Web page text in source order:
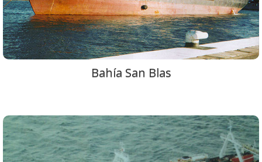
Bahía San Blas